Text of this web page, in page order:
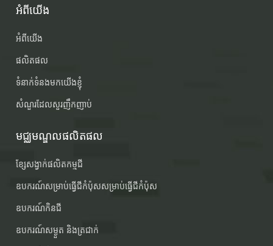
អំពីយើង
អំពីយើង
ផលិតផល
ទំនាក់ទំនងមកយើងខ្ញុំ
សំណួរដែលសួរញឹកញាប់
មជ្ឈមណ្ឌលផលិតផល
ខ្សែសង្វាក់ផលិតកម្មជី
ឧបករណ៍​សម្រាប់​ធ្វើ​ជីកំប៉ុស​សម្រាប់​ធ្វើ​ជី​កំប៉ុស
ឧបករណ៍​កិន​ជី
ឧបករណ៍សម្ងួត និងត្រជាក់